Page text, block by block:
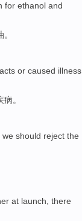
for ethanol and
or caused illness
病。
we should reject the
at launch there